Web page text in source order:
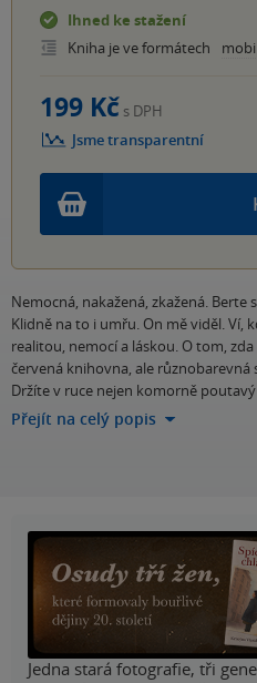
Ihned ke stažení
Kniha je ve formátech
mobi
199 Kč s DPH
Jsme transparentní
Nemocná, nakažená, zkažená.
Klidně na to i umřu. On mě viděl. Ví,
realitou, nemocí a láskou. O tom,
červená knihovna, ale
Držíte v ruce nejen komorně
Přejít na celý popis
Jedna stará fotografie, tři